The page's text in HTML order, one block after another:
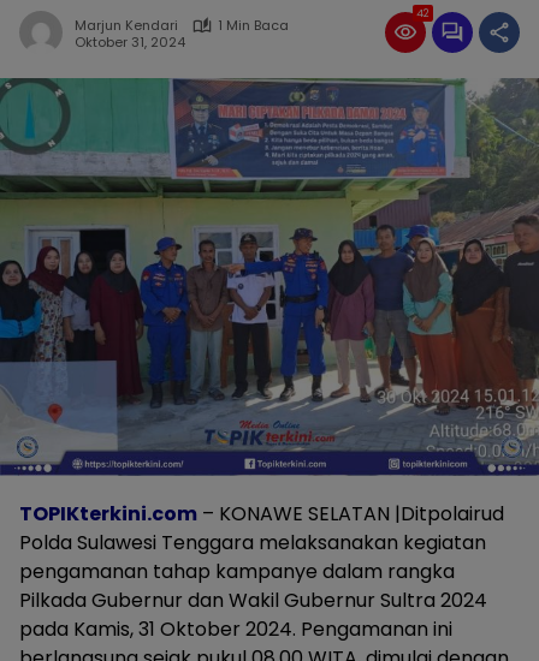
Marjun Kendari
1 Min Baca
Oktober 31, 2024
42
TOPIKterkini.com – KONAWE SELATAN |Ditpolairud
Polda Sulawesi Tenggara melaksanakan kegiatan
pengamanan tahap kampanye dalam rangka
Pilkada Gubernur dan Wakil Gubernur Sultra 2024
pada Kamis, 31 Oktober 2024. Pengamanan ini